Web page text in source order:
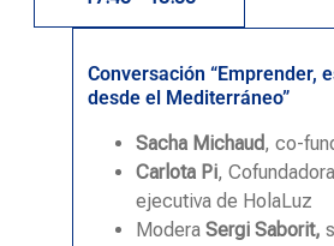
Conversación “Emprender,
desde el Mediterráneo”
Sacha Michaud, co-
Carlota Pi,
ejecutiva de HolaLuz
Modera Sergi Saborit,